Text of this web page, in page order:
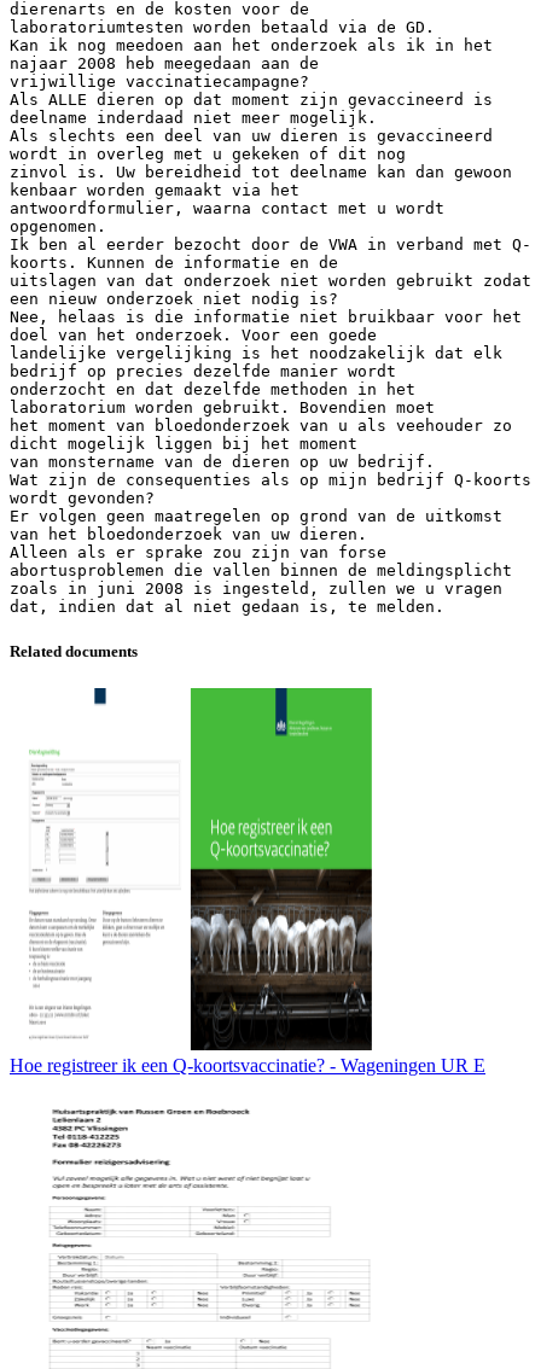
dierenarts en de kosten voor de
laboratoriumtesten worden betaald via de GD.
Kan ik nog meedoen aan het onderzoek als ik in het
najaar 2008 heb meegedaan aan de
vrijwillige vaccinatiecampagne?
Als ALLE dieren op dat moment zijn gevaccineerd is
deelname inderdaad niet meer mogelijk.
Als slechts een deel van uw dieren is gevaccineerd
wordt in overleg met u gekeken of dit nog
zinvol is. Uw bereidheid tot deelname kan dan gewoon
kenbaar worden gemaakt via het
antwoordformulier, waarna contact met u wordt
opgenomen.
Ik ben al eerder bezocht door de VWA in verband met Q-
koorts. Kunnen de informatie en de
uitslagen van dat onderzoek niet worden gebruikt zodat
een nieuw onderzoek niet nodig is?
Nee, helaas is die informatie niet bruikbaar voor het
doel van het onderzoek. Voor een goede
landelijke vergelijking is het noodzakelijk dat elk
bedrijf op precies dezelfde manier wordt
onderzocht en dat dezelfde methoden in het
laboratorium worden gebruikt. Bovendien moet
het moment van bloedonderzoek van u als veehouder zo
dicht mogelijk liggen bij het moment
van monstername van de dieren op uw bedrijf.
Wat zijn de consequenties als op mijn bedrijf Q-koorts
wordt gevonden?
Er volgen geen maatregelen op grond van de uitkomst
van het bloedonderzoek van uw dieren.
Alleen als er sprake zou zijn van forse
abortusproblemen die vallen binnen de meldingsplicht
zoals in juni 2008 is ingesteld, zullen we u vragen
Related documents
Hoe registreer ik een Q-koortsvaccinatie? - Wageningen UR E